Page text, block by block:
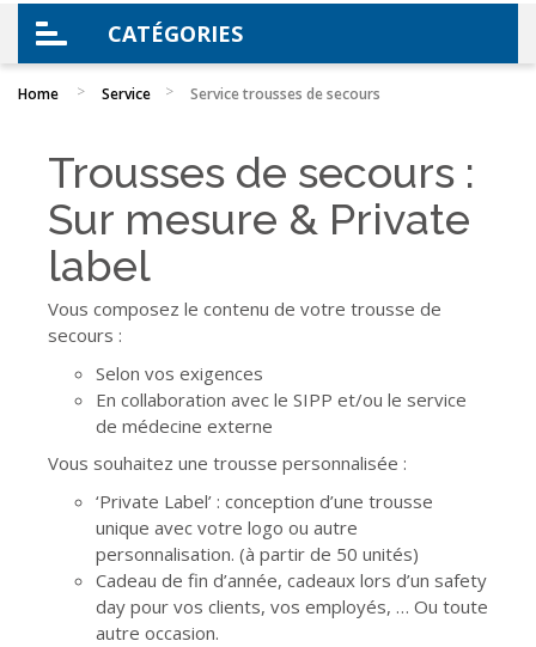
CATÉGORIES
Home Service Service trousses de secours
Trousses de secours :
Sur mesure & Private
label
Vous composez le contenu de votre trousse de
secours :
Selon vos exigences
En collaboration avec le SIPP et/ou le service
de médecine externe
Vous souhaitez une trousse personnalisée :
‘Private Label’ : conception d’une trousse
unique avec votre logo ou autre
personnalisation. (à partir de 50 unités)
Cadeau de fin d’année, cadeaux lors d’un safety
day pour vos clients, vos employés, … Ou toute
autre occasion.